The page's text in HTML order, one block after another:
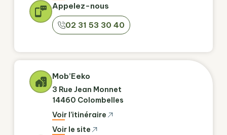
Appelez-nous
02 31 53 30 40
Mob’Eeko
3 Rue Jean Monnet
14460 Colombelles
Voir l’itinéraire
Voir le site